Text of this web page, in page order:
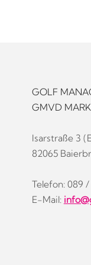
GOLF
GMVD
Isarstraße 3
82065
Telefon: 089
E-Mail: